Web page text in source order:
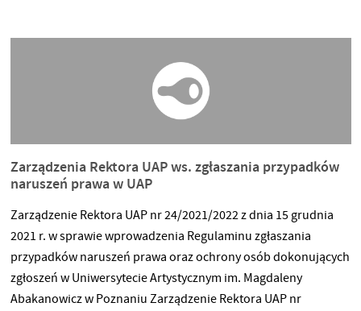
Zarządzenia Rektora UAP ws. zgłaszania przypadków
naruszeń prawa w UAP
Zarządzenie Rektora UAP nr 24/2021/2022 z dnia 15 grudnia
2021 r. w sprawie wprowadzenia Regulaminu zgłaszania
przypadków naruszeń prawa oraz ochrony osób dokonujących
zgłoszeń w Uniwersytecie Artystycznym im. Magdaleny
Abakanowicz w Poznaniu Zarządzenie Rektora UAP nr